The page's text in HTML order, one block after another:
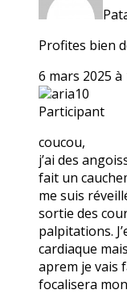
Profites bien
6 mars 2025 à
aria10
Participant
coucou,
j’ai des
fait un
me suis
sortie des
palpitations.
cardiaque
aprem je vais
focalisera